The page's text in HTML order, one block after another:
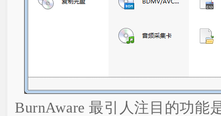
BurnAware 最引人注目的功能